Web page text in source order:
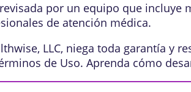
por un equipo que incluye
de atención médica.
LLC, niega toda garantía y
de Uso. Aprenda cómo